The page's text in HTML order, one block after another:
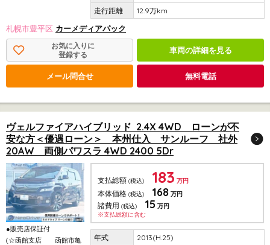
12.9万km
札幌市豊平区 カーメディアパック
お気に入りに
登録する
車両の詳細を見る
メール問合せ 無料電話
ヴェルファイアハイブリッド 2.4X 4WD ローンが不
安な方＜優遇ローン＞ 本州仕入 サンルーフ 社外
20AW 両側パワスラ 4WD 2400 5Dr
●販売店保証付
(☆函館支店 函館市亀
支払総額 (税込) 183 万円
本体価格 (税込) 168 万円
諸費用 (税込) 15 万円
※支払総額に含む
2013(H.25)